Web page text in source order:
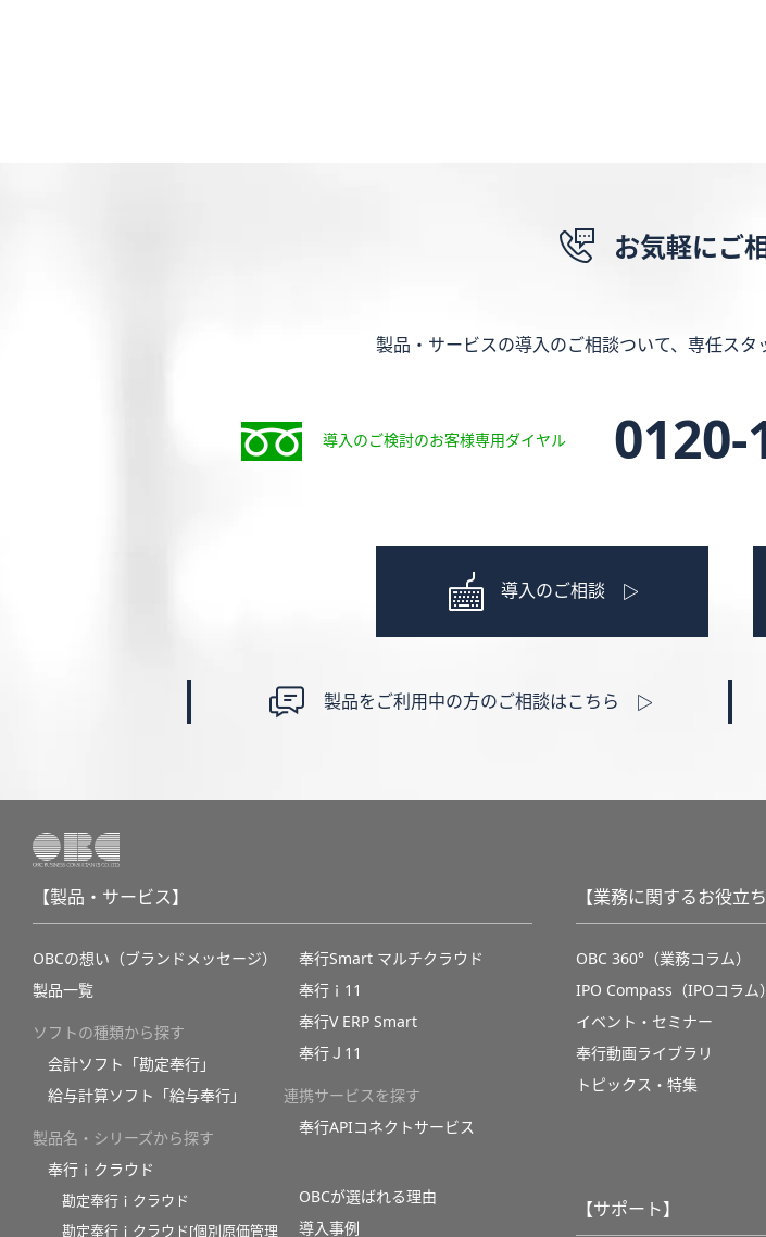
お気軽にご
製品・サービスの導入のご相談ついて、専任スタ
導入のご検討のお客様専用ダイヤル 0120-
導入のご相談
製品をご利用中の方のご相談はこちら
【製品・サービス】
OBCの想い（ブランドメッセージ）
製品一覧
ソフトの種類から探す
会計ソフト「勘定奉行」
給与計算ソフト「給与奉行」
製品名・シリーズから探す
奉行ｉクラウド
勘定奉行ｉクラウド
勘定奉行ｉクラウド[個別原価管理
奉行Smart マルチクラウド
奉行ｉ11
奉行V ERP Smart
奉行Ｊ11
連携サービスを探す
奉行APIコネクトサービス
OBCが選ばれる理由
導入事例
【業務に関するお役立ち
OBC 360°（業務コラム）
IPO Compass（IPOコラム）
イベント・セミナー
奉行動画ライブラリ
トピックス・特集
【サポート】